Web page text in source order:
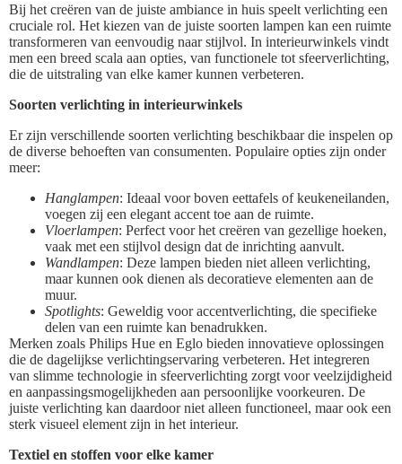
Bij het creëren van de juiste ambiance in huis speelt verlichting een
cruciale rol. Het kiezen van de juiste soorten lampen kan een ruimte
transformeren van eenvoudig naar stijlvol. In interieurwinkels vindt
men een breed scala aan opties, van functionele tot sfeerverlichting,
die de uitstraling van elke kamer kunnen verbeteren.
Soorten verlichting in interieurwinkels
Er zijn verschillende soorten verlichting beschikbaar die inspelen op
de diverse behoeften van consumenten. Populaire opties zijn onder
meer:
Hanglampen: Ideaal voor boven eettafels of keukeneilanden,
voegen zij een elegant accent toe aan de ruimte.
Vloerlampen: Perfect voor het creëren van gezellige hoeken,
vaak met een stijlvol design dat de inrichting aanvult.
Wandlampen: Deze lampen bieden niet alleen verlichting,
maar kunnen ook dienen als decoratieve elementen aan de
muur.
Spotlights: Geweldig voor accentverlichting, die specifieke
delen van een ruimte kan benadrukken.
Merken zoals Philips Hue en Eglo bieden innovatieve oplossingen
die de dagelijkse verlichtingservaring verbeteren. Het integreren
van slimme technologie in sfeerverlichting zorgt voor veelzijdigheid
en aanpassingsmogelijkheden aan persoonlijke voorkeuren. De
juiste verlichting kan daardoor niet alleen functioneel, maar ook een
sterk visueel element zijn in het interieur.
Textiel en stoffen voor elke kamer